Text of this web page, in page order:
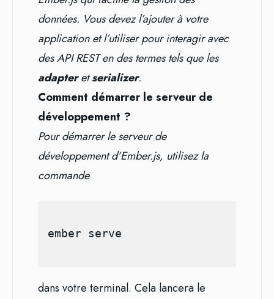
données. Vous devez l’ajouter à votre
application et l’utiliser pour interagir avec
des API REST en des termes tels que les
adapteretserializer.
Comment démarrer le serveur de
développement ?
Pour démarrer le serveur de
développement d’Ember.js, utilisez la
commande
dans votre terminal. Cela lancera le